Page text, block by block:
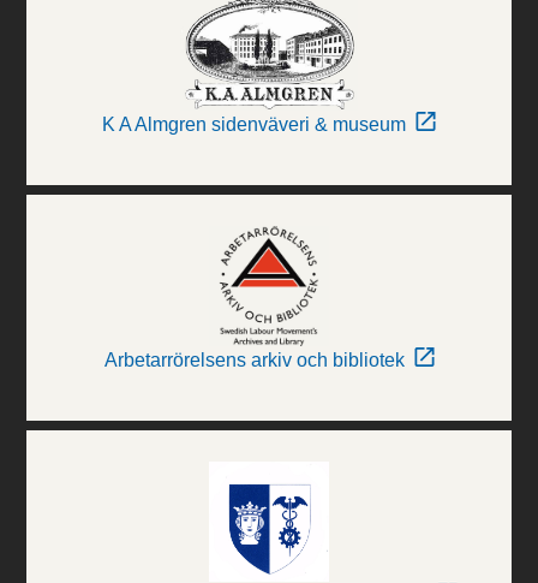
K A Almgren sidenväveri & museum
Arbetarrörelsens arkiv och bibliotek